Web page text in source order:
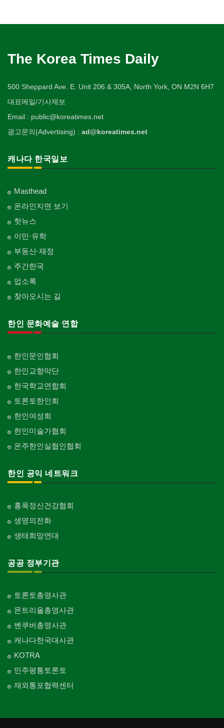
The Korea Times Daily
500 Sheppard Ave. E. Unit 206 & 305A, North York, ON M2N 6H7
대표메일/기사제보
Email : public@koreatimes.net
광고문의(Advertising) : ad@koreatimes.net
캐나다 한국일보
Masthead
온라인지면 보기
핫뉴스
이민·유학
부동산·재정
주간한국
업소록
찾아오시는 길
한인 문화예술 연합
한인문인협회
한인교향악단
한국학교연합회
토론토한인회
한인여성회
한인미술가협회
온주한인실협인협회
한인 공익 네트워크
홍푹정신건강협회
생명의전화
생태희망연대
공공 정부기관
토론토총영사관
몬트리올총영사관
벤쿠버총영사관
캐나다한국대사관
KOTRA
민주평통토론토
재외통포협력센터